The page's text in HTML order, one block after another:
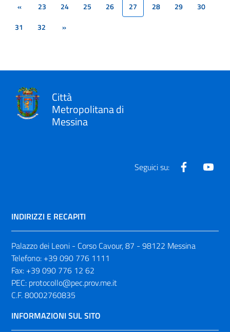
« 23 24 25 26 27(current)
28 29
30
31
32 »
Città
Metropolitana di
Messina
Seguici su: Facebook
INDIRIZZI E RECAPITI
Palazzo dei Leoni - Corso Cavour, 87 - 98122 Messina
Telefono: +39 090 776 1111
Fax: +39 090 776 12 62
PEC: protocollo@pec.prov.me.it
C.F. 80002760835
INFORMAZIONI SUL SITO